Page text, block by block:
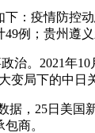
下：疫情防控
例；贵州遵
政治。2021年
变局下的中日
据，25日美
商。